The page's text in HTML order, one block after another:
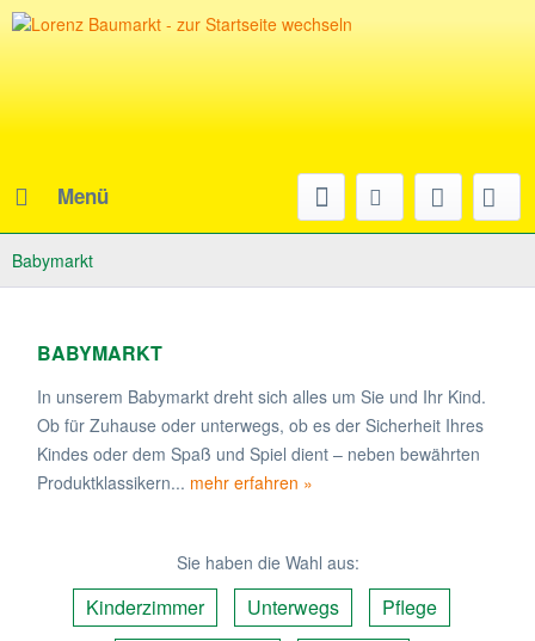
Menü
Babymarkt
BABYMARKT
In unserem Babymarkt dreht sich alles um Sie und Ihr Kind.
Ob für Zuhause oder unterwegs, ob es der Sicherheit Ihres
Kindes oder dem Spaß und Spiel dient – neben bewährten
Produktklassikern... mehr erfahren »
Sie haben die Wahl aus:
Kinderzimmer Unterwegs
Pflege